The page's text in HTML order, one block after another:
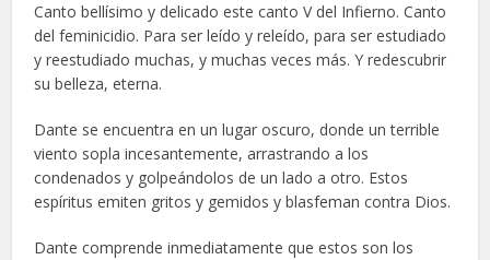
Canto bellísimo y delicado este canto V del Infierno. Canto
del feminicidio. Para ser leído y releído, para ser estudiado
y reestudiado muchas, y muchas veces más. Y redescubrir
su belleza, eterna.
Dante se encuentra en un lugar oscuro, donde un terrible
viento sopla incesantemente, arrastrando a los
condenados y golpeándolos de un lado a otro. Estos
espíritus emiten gritos y gemidos y blasfeman contra Dios.
Dante comprende inmediatamente que estos son los